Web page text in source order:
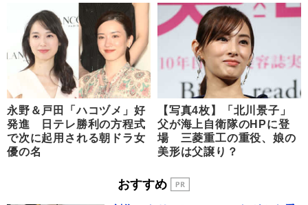
永野＆戸田「ハコヅメ」好
発進 日テレ勝利の方程式
で次に起用される朝ドラ女
優の名
【写真4枚】「北川景子」
父が海上自衛隊のHPに登
場 三菱重工の重役、娘の
美形は父譲り？
おすすめ